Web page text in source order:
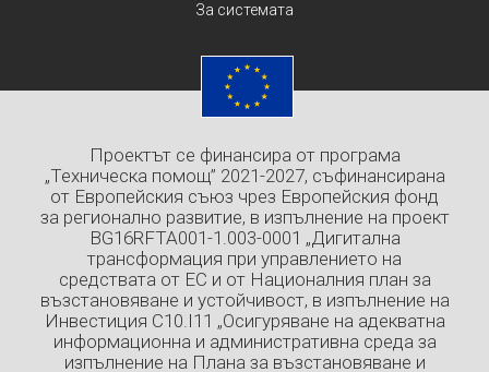
За системата
Проектът се финансира от програма
„Техническа помощ” 2021-2027, съфинансирана
от Европейския съюз чрез Европейския фонд
за регионално развитие, в изпълнение на проект
BG16RFTA001-1.003-0001 „Дигитална
трансформация при управлението на
средствата от ЕС и от Националния план за
възстановяване и устойчивост, в изпълнение на
Инвестиция C10.I11 „Осигуряване на адекватна
информационна и административна среда за
изпълнение на Плана за възстановяване и